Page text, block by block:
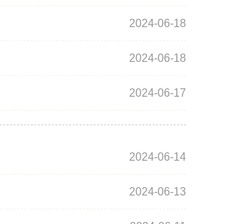
2024-06-18
2024-06-18
2024-06-17
2024-06-14
2024-06-13